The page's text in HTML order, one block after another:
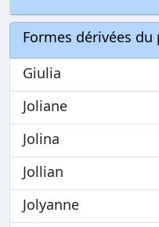
Formes dérivées du
Giulia
Joliane
Jolina
Jollian
Jolyanne